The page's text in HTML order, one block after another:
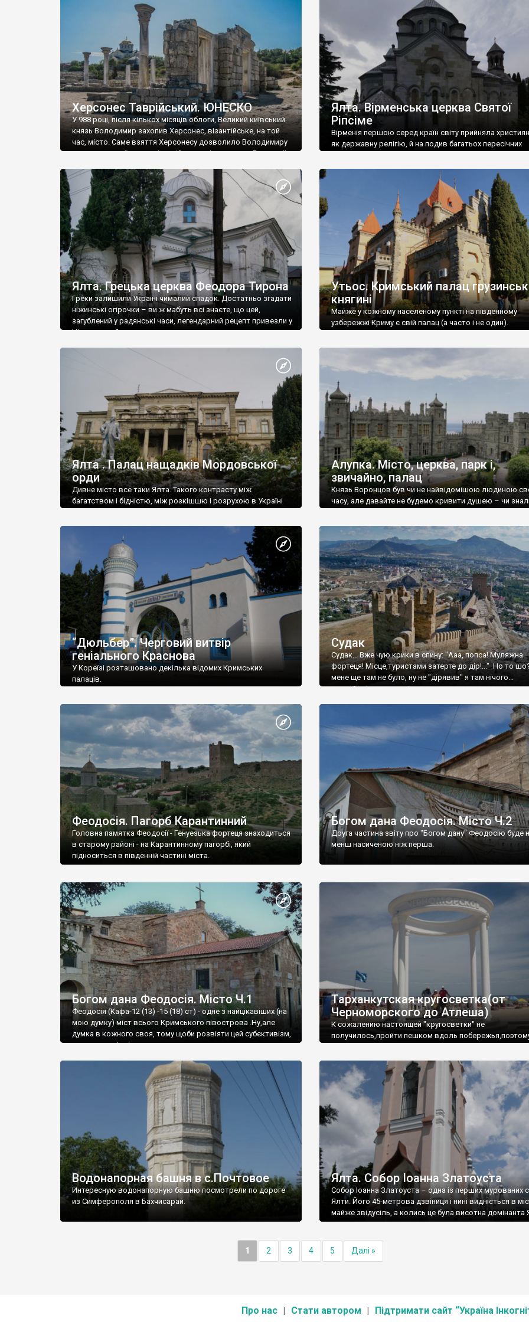
візантійської доби. Раритети викрадені з фондів об’єкту
культурної спадщини ЮНЕСКО «Херсонеса Таврійського».
Офіційно – на виставку «Золото Візантії», але експерти та
влада в Україні вважають це лише […]
називаються «повстяками» (postaki)…” “Вино. Крим
виробляє відмінне вино і його вдосталь: воно все
легке біле і дуже […]
Херсонес Таврійський. ЮНЕСКО
У 988 році, після кількох місяців облоги, Великий київський
князь Володимир захопив Херсонес, візантійське, на той
час, місто. Саме взяття Херсонесу дозволило Володимиру
диктувати свої умови візантійському імператору Василю ІІ,
Херсонесі Володимир-язичник, став Василем-
християнином. А потім було Хрещення Русі. На честь
Херсонесу Таврійського названо місто […]
Ялта. Вірменська церква Святої
Ріпсіме
Вірменія першою серед країн світу прийняла
як державну релігію, й на подив багатьох пересічних
Ялта. Грецька церква Феодора Тирона
Греки залишили Україні чималий спадок. Достатньо згадати
ніжинські огірочки – ви ж мабуть всі знаєте, що цей,
загублений у радянські часи, легендарний рецепт привезли у
Ніжин греки?
Утьос. Кримський палац
княгині
Майже у кожному населеному пункті на південному
узбережжі Криму є свій палац (а часто і не один).
Ялта . Палац нащадків Мордовської
орди
Дивне місто все таки Ялта. Такого контрасту між
багатством і бідністю, між розкішшю і розрухою в Україні
Алупка. Місто, церква, парк і,
звичайно, палац
Князь Воронцов був чи не найвідомішою людиною
часу, але давайте не будемо кривити душею – чи
“Дюльбер”. Черговий витвір
геніального Краснова
У Кореїзі розташовано декілька відомих Кримських
палаців.
Судак
Судак... Вже чую крики в спину: "Ааа, попса! Муляжна
фортеця! Місце,туристами затерте до дір!..." Но то
мене ще там не було, ну не "дірявив" я там нічого...
принаймні до цього літа.
Феодосія. Пагорб Карантинний
Головна памятка Феодосії - Генуезька фортеця знаходиться
в старому районі - на Карантинному пагорбі, який
підноситься в південній частині міста.
Богом дана Феодосія. Місто Ч.2
Друга частина звіту про "Богом дану" Феодосію буде
менш насиченою ніж перша.
Богом дана Феодосія. Місто Ч.1
Феодосія (Кафа-12 (13) -15 (18) ст) - одне з найцікавіших (на
мою думку) міст всього Кримського півострова .Ну,але
думка в кожного своя, тому щоби розвіяти цей субєктивізм,
запрошую відвідати це
Тарханкутская кругосветка(от
Черноморского до Атлеша)
К сожалению настоящей "кругосветки" не
получилось,пройти пешком вдоль
Водонапорная башня в с.Почтовое
Интересную водонапорную башню посмотрели по дороге
из Симферополя в Бахчисарай.
Ялта. Собор Іоанна Златоуста
Собор Іоанна Златоуста – одна із перших мурованих
Ялти. Його 45-метрова дзвіниця і нині видніється в
майже звідусіль, а колись це була висотна домінанта
1 2 3 4 5 Далі »
Про нас Стати автором Підтримати сайт “Україна